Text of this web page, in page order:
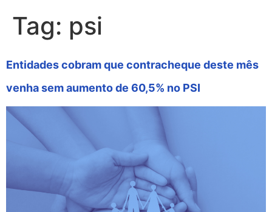
Tag: psi
Entidades cobram que contracheque deste mês
venha sem aumento de 60,5% no PSI